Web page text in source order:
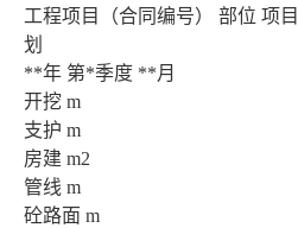
工程项目（合同编号） 部位 项
划
**年 第*季度 **月
开挖 m
支护 m
房建 m2
管线 m
砼路面 m